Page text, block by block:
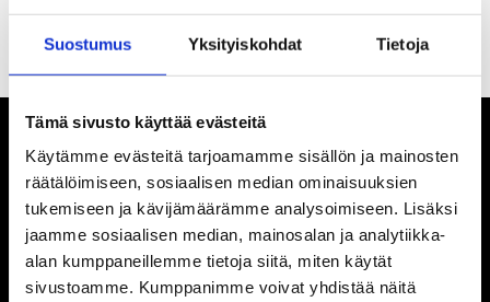
Suostumus Yksityiskohdat Tietoja
Tämä sivusto käyttää evästeitä
Käytämme evästeitä tarjoamamme sisällön ja mainosten
räätälöimiseen, sosiaalisen median ominaisuuksien
tukemiseen ja kävijämäärämme analysoimiseen. Lisäksi
jaamme sosiaalisen median, mainosalan ja analytiikka-
alan kumppaneillemme tietoja siitä, miten käytät
sivustoamme. Kumppanimme voivat yhdistää näitä
seuraavana vuonna. Muistolaatta paljastettiin
19.5.2004 150-vuotisjuhlallisuuksien yhteydessä.